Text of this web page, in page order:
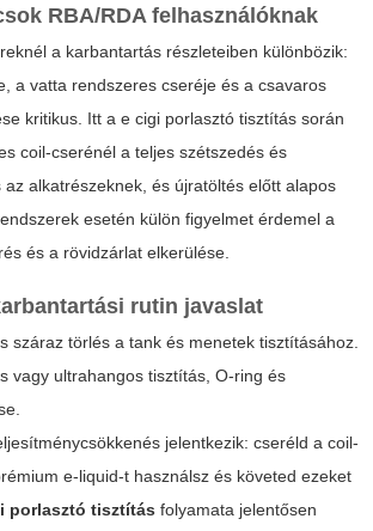
RBA/RDA felhasználóknak
a karbantartás részleteiben különbözik:
a vatta rendszeres cseréje és a csavaros
kritikus. Itt a e cigi porlasztó tisztítás során
coil-cserénél a teljes szétszedés és
alkatrészeknek, és újratöltés előtt alapos
esetén külön figyelmet érdemel a
és a rövidzárlat elkerülése.
rutin javaslat
száraz törlés a tank és menetek tisztításához.
vagy ultrahangos tisztítás, O-ring és
jelentkezik: cseréld a coil-
e-liquid-t használsz és követed ezeket
porlasztó tisztítás folyamata jelentősen